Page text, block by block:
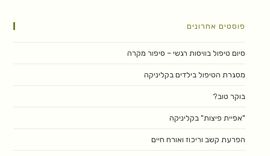
פוסטים אחרונים
סיום טיפול בוויסות רגשי – סיפור מקרה
מסגרת הטיפול בילדים בקליניקה
בוקר טוב?
"אפיית פיצות" בקליניקה
הפרעת קשב וריכוז ואורח חיים